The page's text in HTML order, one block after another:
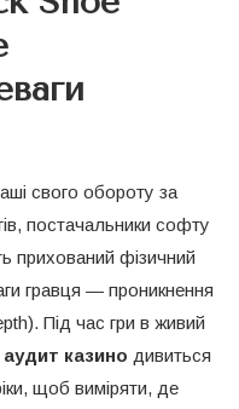
свого обороту за
постачальники софту
прихований фізичний
гравця — проникнення
Під час гри в живий
казино дивиться
щоб виміряти, де